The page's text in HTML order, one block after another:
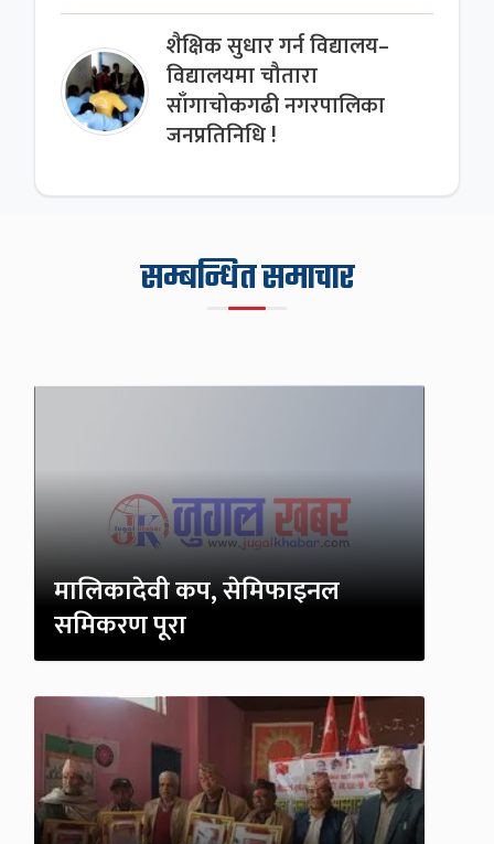
शैक्षिक सुधार गर्न विद्यालय–
विद्यालयमा चौतारा
साँगाचोकगढी नगरपालिका
जनप्रतिनिधि !
सम्बन्धित समाचार
मालिकादेवी कप, सेमिफाइनल
समिकरण पूरा